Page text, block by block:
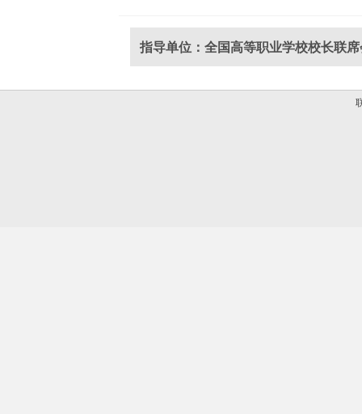
指导单位：全国高等职业学校校长联